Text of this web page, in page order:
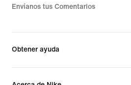
Envíanos tus Comentarios
Obtener ayuda